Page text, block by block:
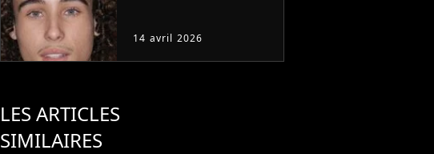
14 avril 2026
LES ARTICLES
SIMILAIRES